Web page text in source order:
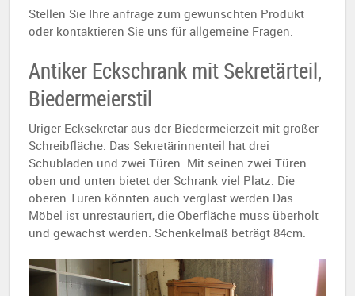
Stellen Sie Ihre anfrage zum gewünschten Produkt
oder kontaktieren Sie uns für allgemeine Fragen.
Antiker Eckschrank mit Sekretärteil,
Biedermeierstil
Uriger Ecksekretär aus der Biedermeierzeit mit großer
Schreibfläche. Das Sekretärinnenteil hat drei
Schubladen und zwei Türen. Mit seinen zwei Türen
oben und unten bietet der Schrank viel Platz. Die
oberen Türen könnten auch verglast werden.Das
Möbel ist unrestauriert, die Oberfläche muss überholt
und gewachst werden. Schenkelmaß beträgt 84cm.